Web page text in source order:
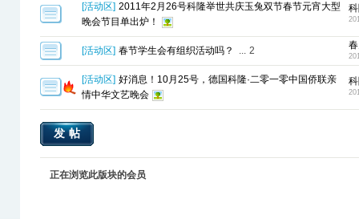
[活动区] 2011年2月26号科隆举世共庆玉兔双节春节元宵大型
晚会节目单出炉！
[活动区] 春节学生会有组织活动吗？ ... 2
[活动区] 好消息！10月25号，德国科隆·二零一零中国侨联亲
情中华文艺晚会
发帖
正在浏览此版块的会员